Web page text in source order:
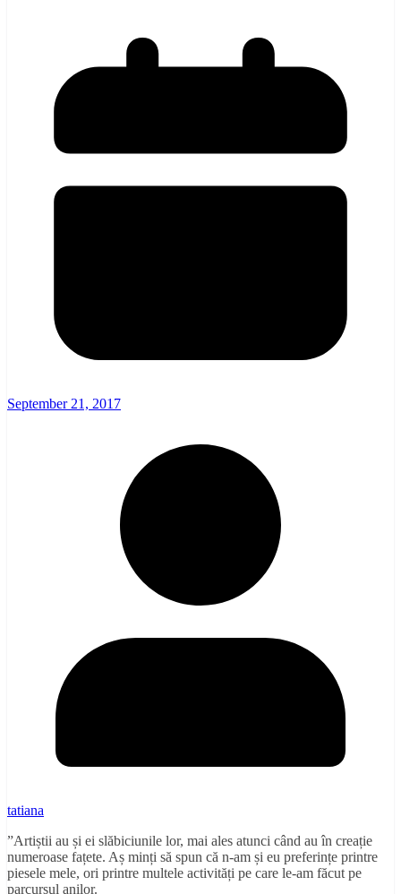
September 21, 2017
tatiana
”Artiștii au și ei slăbiciunile lor, mai ales atunci când au în creație
numeroase fațete. Aș minți să spun că n-am și eu preferințe printre
piesele mele, ori printre multele activități pe care le-am făcut pe
parcursul anilor.